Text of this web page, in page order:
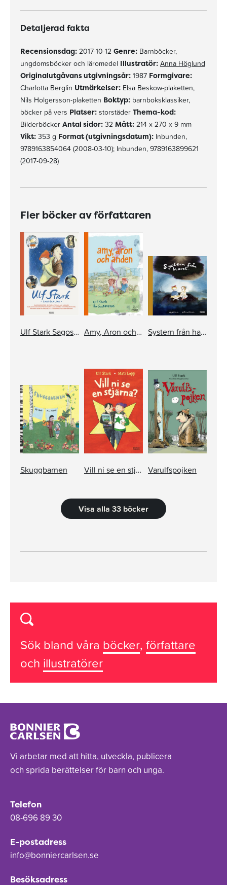
Detaljerad fakta
Recensionsdag: 2017-10-12 Genre: Barnböcker,
ungdomsböcker och läromedel Illustratör: Anna Höglund
Originalutgåvans utgivningsår: 1987 Formgivare:
Charlotta Berglin Utmärkelser: Elsa Beskow-plaketten,
Nils Holgersson-plaketten Boktyp: barnboksklassiker,
böcker på vers Platser: storstäder Thema-kod:
Bilderböcker Antal sidor: 32 Mått: 214 x 270 x 9 mm
Vikt: 353 g Format (utgivningsdatum): Inbunden,
9789163854064 (2008-03-10); Inbunden, 9789163899621
(2017-09-28)
Fler böcker av författaren
Ulf Stark Sagosamling Amy, Aron och anden Systern från havet
Skuggbarnen Vill ni se en stjärna? Varulfspojken
Visa alla 33 böcker
Sök bland våra böcker, författare
och illustratörer
Vi arbetar med att hitta, utveckla, publicera
och sprida berättelser för barn och unga.
Telefon
08-696 89 30
E-postadress
info@bonniercarlsen.se
Besöksadress